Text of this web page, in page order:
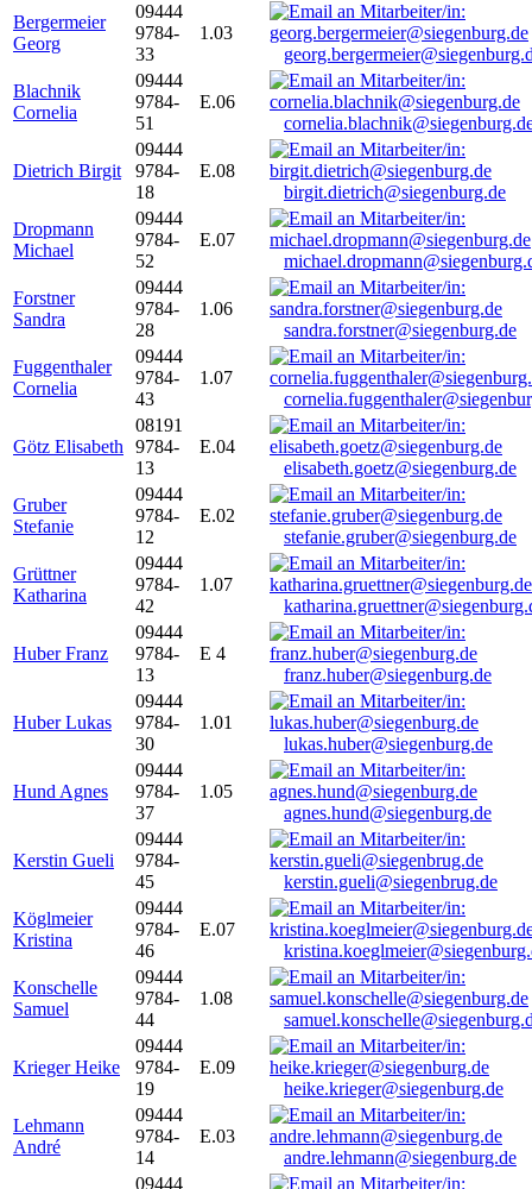
Bergermeier
Georg
09444
9784-
33
1.03
Blachnik
Cornelia
09444
9784-
51
E.06
Dietrich Birgit
09444
9784-
18
E.08
birgit.dietrich@siegenburg.de
Dropmann
Michael
09444
9784-
52
E.07
Forstner
Sandra
09444
9784-
28
1.06
sandra.forstner@siegenburg.de
Fuggenthaler
Cornelia
09444
9784-
43
1.07
Götz Elisabeth
08191
9784-
13
E.04
elisabeth.goetz@siegenburg.de
Gruber
Stefanie
09444
9784-
12
E.02
stefanie.gruber@siegenburg.de
Grüttner
Katharina
09444
9784-
42
1.07
Huber Franz
09444
9784-
13
E 4
franz.huber@siegenburg.de
Huber Lukas
09444
9784-
30
1.01
lukas.huber@siegenburg.de
Hund Agnes
09444
9784-
37
1.05
agnes.hund@siegenburg.de
Kerstin Gueli
09444
9784-
45
kerstin.gueli@siegenbrug.de
Köglmeier
Kristina
09444
9784-
46
E.07
Konschelle
Samuel
09444
9784-
44
1.08
Krieger Heike
09444
9784-
19
E.09
heike.krieger@siegenburg.de
Lehmann
André
09444
9784-
14
E.03
andre.lehmann@siegenburg.de
09444